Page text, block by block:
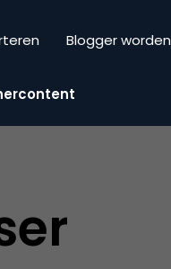
Blogger worden